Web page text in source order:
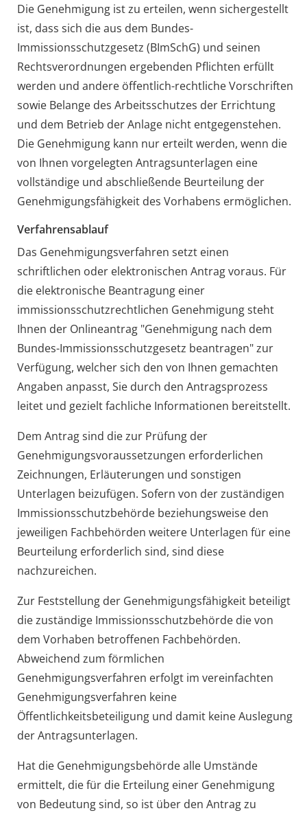
Die Genehmigung ist zu erteilen, wenn sichergestellt
ist, dass sich die aus dem Bundes-
Immissionsschutzgesetz (BImSchG) und seinen
Rechtsverordnungen ergebenden Pflichten erfüllt
werden und andere öffentlich-rechtliche Vorschriften
sowie Belange des Arbeitsschutzes der Errichtung
und dem Betrieb der Anlage nicht entgegenstehen.
Die Genehmigung kann nur erteilt werden, wenn die
von Ihnen vorgelegten Antragsunterlagen eine
vollständige und abschließende Beurteilung der
Genehmigungsfähigkeit des Vorhabens ermöglichen.
Verfahrensablauf
Das Genehmigungsverfahren setzt einen
schriftlichen oder elektronischen Antrag voraus. Für
die elektronische Beantragung einer
immissionsschutzrechtlichen Genehmigung steht
Ihnen der Onlineantrag "Genehmigung nach dem
Bundes-Immissionsschutzgesetz beantragen" zur
Verfügung, welcher sich den von Ihnen gemachten
Angaben anpasst, Sie durch den Antragsprozess
leitet und gezielt fachliche Informationen bereitstellt.
Dem Antrag sind die zur Prüfung der
Genehmigungsvoraussetzungen erforderlichen
Zeichnungen, Erläuterungen und sonstigen
Unterlagen beizufügen. Sofern von der zuständigen
Immissionsschutzbehörde beziehungsweise den
jeweiligen Fachbehörden weitere Unterlagen für eine
Beurteilung erforderlich sind, sind diese
nachzureichen.
Zur Feststellung der Genehmigungsfähigkeit beteiligt
die zuständige Immissionsschutzbehörde dievon
dem Vorhaben betroffenen Fachbehörden.
Abweichend zum förmlichen
Genehmigungsverfahren erfolgt im vereinfachten
Genehmigungsverfahren keine
Öffentlichkeitsbeteiligung und damit keine Auslegung
der Antragsunterlagen.
Hat die Genehmigungsbehörde alle Umstände
ermittelt, die für die Erteilung einer Genehmigung
von Bedeutung sind, so ist über den Antrag zu